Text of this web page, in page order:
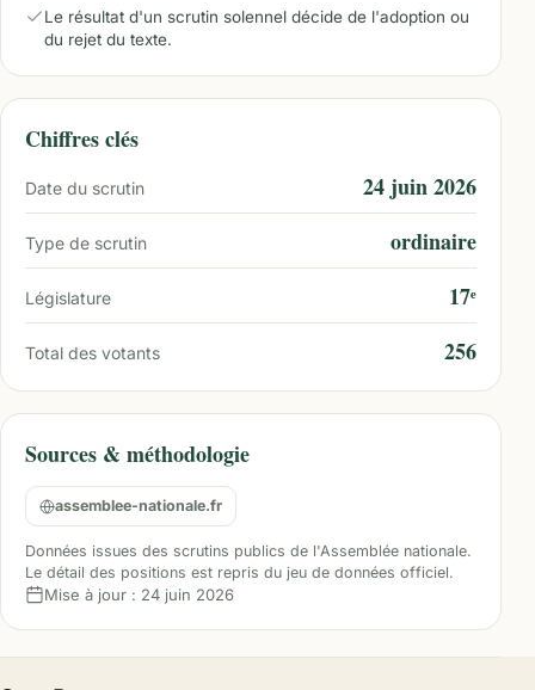
Le résultat d'un scrutin solennel décide de l'adoption ou
du rejet du texte.
Chiffres clés
Date du scrutin 24 juin 2026
Type de scrutin ordinaire
Législature 17ᵉ
Total des votants 256
Sources & méthodologie
assemblee-nationale.fr
Données issues des scrutins publics de l'Assemblée nationale.
Le détail des positions est repris du jeu de données officiel.
Mise à jour : 24 juin 2026